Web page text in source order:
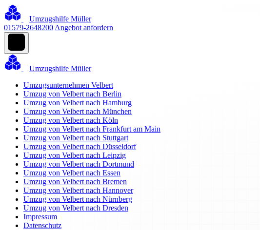
Umzugshilfe Müller
01579-2648200 Angebot anfordern
Umzugshilfe Müller
Umzugsunternehmen Velbert
Umzug von Velbert nach Berlin
Umzug von Velbert nach Hamburg
Umzug von Velbert nach München
Umzug von Velbert nach Köln
Umzug von Velbert nach Frankfurt am Main
Umzug von Velbert nach Stuttgart
Umzug von Velbert nach Düsseldorf
Umzug von Velbert nach Leipzig
Umzug von Velbert nach Dortmund
Umzug von Velbert nach Essen
Umzug von Velbert nach Bremen
Umzug von Velbert nach Hannover
Umzug von Velbert nach Nürnberg
Umzug von Velbert nach Dresden
Impressum
Datenschutz